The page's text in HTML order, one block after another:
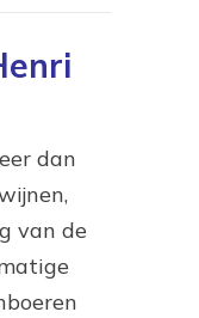
dan
van de